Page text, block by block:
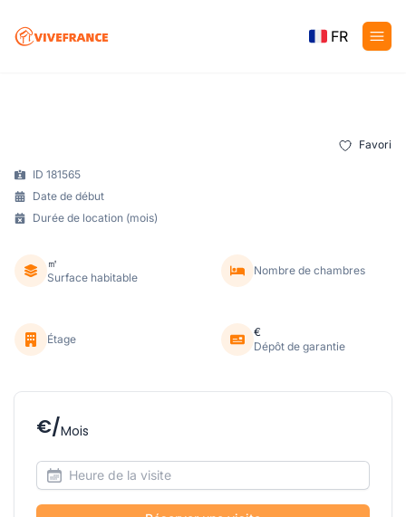
FR
Favori
ID 181565
Date de début
Durée de location (mois)
㎡
Surface habitable
Nombre de chambres
Étage
€
Dépôt de garantie
€/Mois